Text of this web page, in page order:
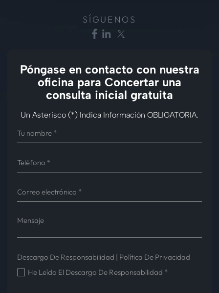
SÍGUENOS
Póngase en contacto con nuestra
oficina para Concertar una
consulta inicial gratuita
Un Asterisco (*) Indica Información OBLIGATORIA.
Descargo De Responsabilidad | Política De Privacidad
He Leído El Descargo De Responsabilidad *